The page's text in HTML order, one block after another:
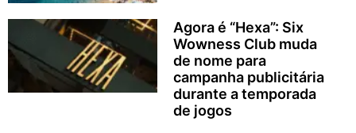
Agora é “Hexa”: Six
Wowness Club muda
de nome para
campanha publicitária
durante a temporada
de jogos